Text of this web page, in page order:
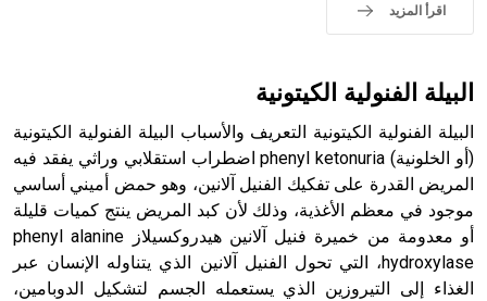
اقرأ المزيد
البيلة الفنولية الكيتونية
البيلة الفنولية الكيتونية التعريف والأسباب البيلة الفنولية الكيتونية
(أو الخلونية) phenyl ketonuria اضطراب استقلابي وراثي يفقد فيه
المريض القدرة على تفكيك الفنيل آلانين، وهو حمض أميني أساسي
موجود في معظم الأغذية، وذلك لأن كبد المريض ينتج كميات قليلة
أو معدومة من خميرة فنيل آلانين هيدروكسيلاز phenyl alanine
hydroxylase، التي تحول الفنيل آلانين الذي يتناوله الإنسان عبر
الغذاء إلى التيروزين الذي يستعمله الجسم لتشكيل الدوبامين،